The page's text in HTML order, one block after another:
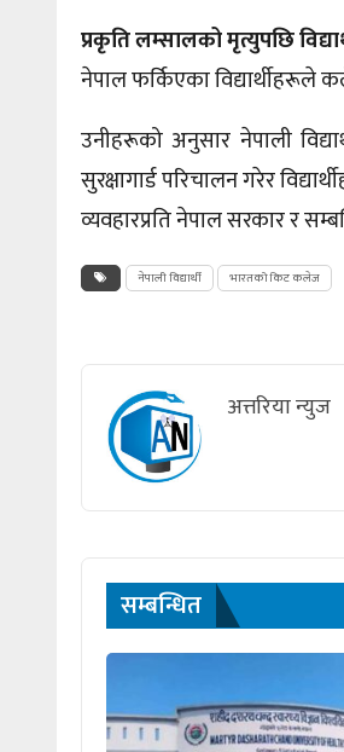
प्रकृति लम्सालको मृत्युपछि
नेपाल फर्किएका
उनीहरूको अनुसार नेपाली
सुरक्षागार्ड परिचालन गरेर
व्यवहारप्रति नेपाल सरकार र
नेपाली विद्यार्थी भारतको किट कलेज
अत्तरिया न्युज
सम्बन्धित